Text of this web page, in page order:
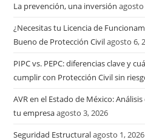
La prevención, una inversión agosto
¿Necesitas tu Licencia de
Bueno de Protección Civilagosto 6,
PIPC vs. PEPC: diferencias clave y
cumplir con Protección Civil sin
AVR en el Estado de México:
tu empresaagosto 3, 2026
Seguridad Estructuralagosto 1, 2026